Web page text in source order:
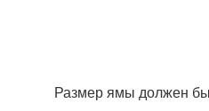
Размер ямы должен